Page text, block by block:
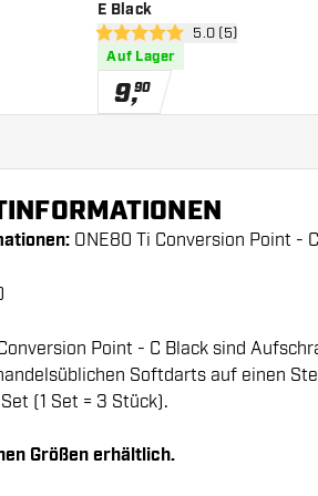
öffnen
E Black
5 Bewertungssterne
5.0 (5)
Auf Lager
9,90
ONE80 Ti Conversion Point -
Point - C Black sind
Softdarts auf einen
(1 Set = 3 Stück).
Größen erhältlich.